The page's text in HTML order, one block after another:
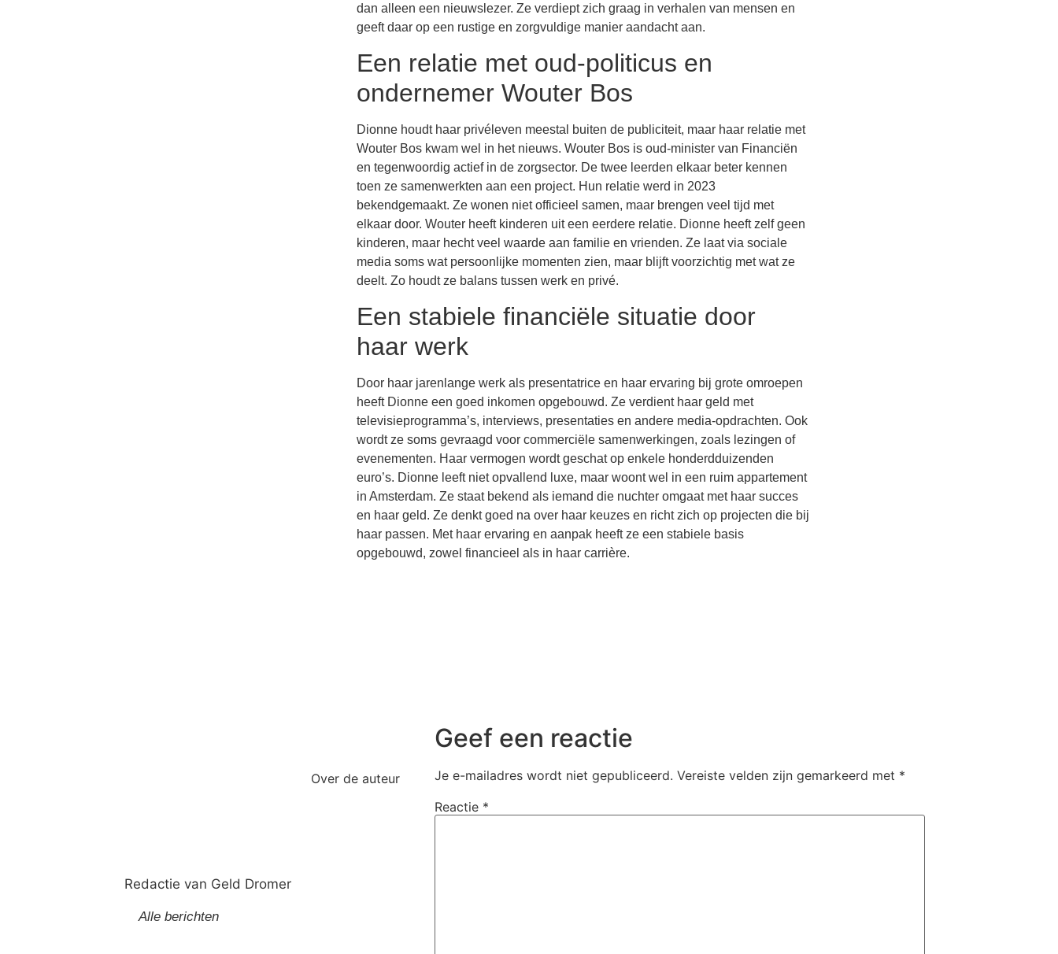
dan alleen een nieuwslezer. Ze verdiept zich graag in verhalen van mensen en
geeft daar op een rustige en zorgvuldige manier aandacht aan.
Een relatie met oud-politicus en
ondernemer Wouter Bos
Dionne houdt haar privéleven meestal buiten de publiciteit, maar haar relatie met
Wouter Bos kwam wel in het nieuws. Wouter Bos is oud-minister van Financiën
en tegenwoordig actief in de zorgsector. De twee leerden elkaar beter kennen
toen ze samenwerkten aan een project. Hun relatie werd in 2023
bekendgemaakt. Ze wonen niet officieel samen, maar brengen veel tijd met
elkaar door. Wouter heeft kinderen uit een eerdere relatie. Dionne heeft zelf geen
kinderen, maar hecht veel waarde aan familie en vrienden. Ze laat via sociale
media soms wat persoonlijke momenten zien, maar blijft voorzichtig met wat ze
deelt. Zo houdt ze balans tussen werk en privé.
Een stabiele financiële situatie door
haar werk
Door haar jarenlange werk als presentatrice en haar ervaring bij grote omroepen
heeft Dionne een goed inkomen opgebouwd. Ze verdient haar geld met
televisieprogramma’s, interviews, presentaties en andere media-opdrachten. Ook
wordt ze soms gevraagd voor commerciële samenwerkingen, zoals lezingen of
evenementen. Haar vermogen wordt geschat op enkele honderdduizenden
euro’s. Dionne leeft niet opvallend luxe, maar woont wel in een ruim appartement
in Amsterdam. Ze staat bekend als iemand die nuchter omgaat met haar succes
en haar geld. Ze denkt goed na over haar keuzes en richt zich op projecten die bij
haar passen. Met haar ervaring en aanpak heeft ze een stabiele basis
opgebouwd, zowel financieel als in haar carrière.
Over de auteur
Redactie van Geld Dromer
Alle berichten
Geef een reactie
Je e-mailadres wordt niet gepubliceerd. Vereiste velden zijn gemarkeerd met *
Reactie *